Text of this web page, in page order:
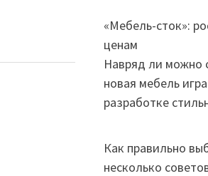
«Мебель-сток»:
ценам
Навряд ли можно
новая мебель
разработке
Как правильно
несколько